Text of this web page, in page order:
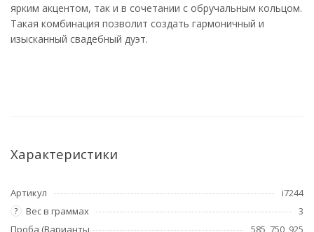
ярким акцентом, так и в сочетании с обручальным кольцом.
Такая комбинация позволит создать гармоничный и
изысканный свадебный дуэт.
Характеристики
Артикул i7244
? Вес в граммах
3
Проба (Варианты
585, 750, 925